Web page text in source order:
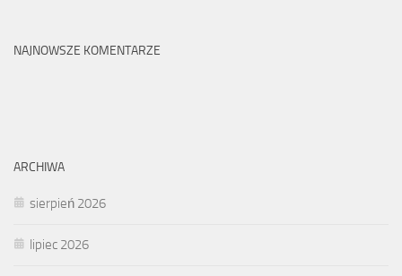
NAJNOWSZE KOMENTARZE
ARCHIWA
sierpień 2026
lipiec 2026